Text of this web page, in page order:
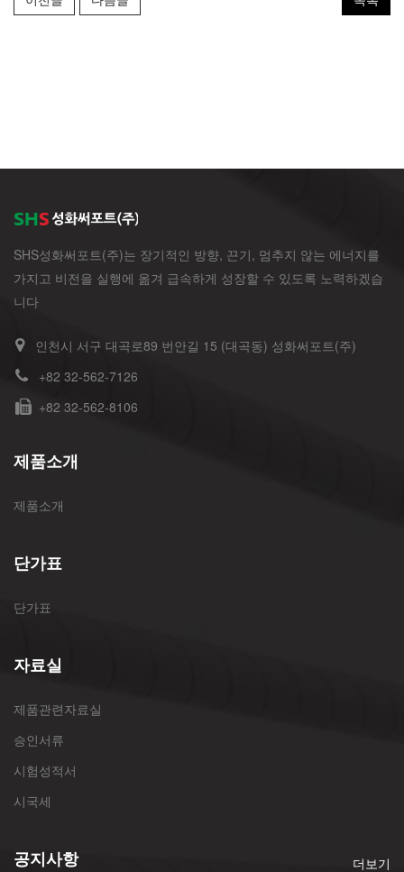
SHS성화써포트(주)는 장기적인 방향, 끈기, 멈추지 않는 에너지를
가지고 비전을 실행에 옮겨 급속하게 성장할 수 있도록 노력하겠습
니다
인천시 서구 대곡로89 번안길 15 (대곡동) 성화써포트(주)
+82 32-562-7126
+82 32-562-8106
제품소개
제품소개
단가표
단가표
자료실
제품관련자료실
승인서류
시험성적서
시국세
공지사항 더보기